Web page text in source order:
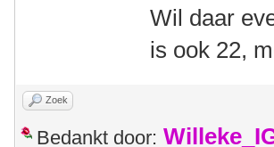
Wil daar
is ook 22,
Zoek
Bedankt door: